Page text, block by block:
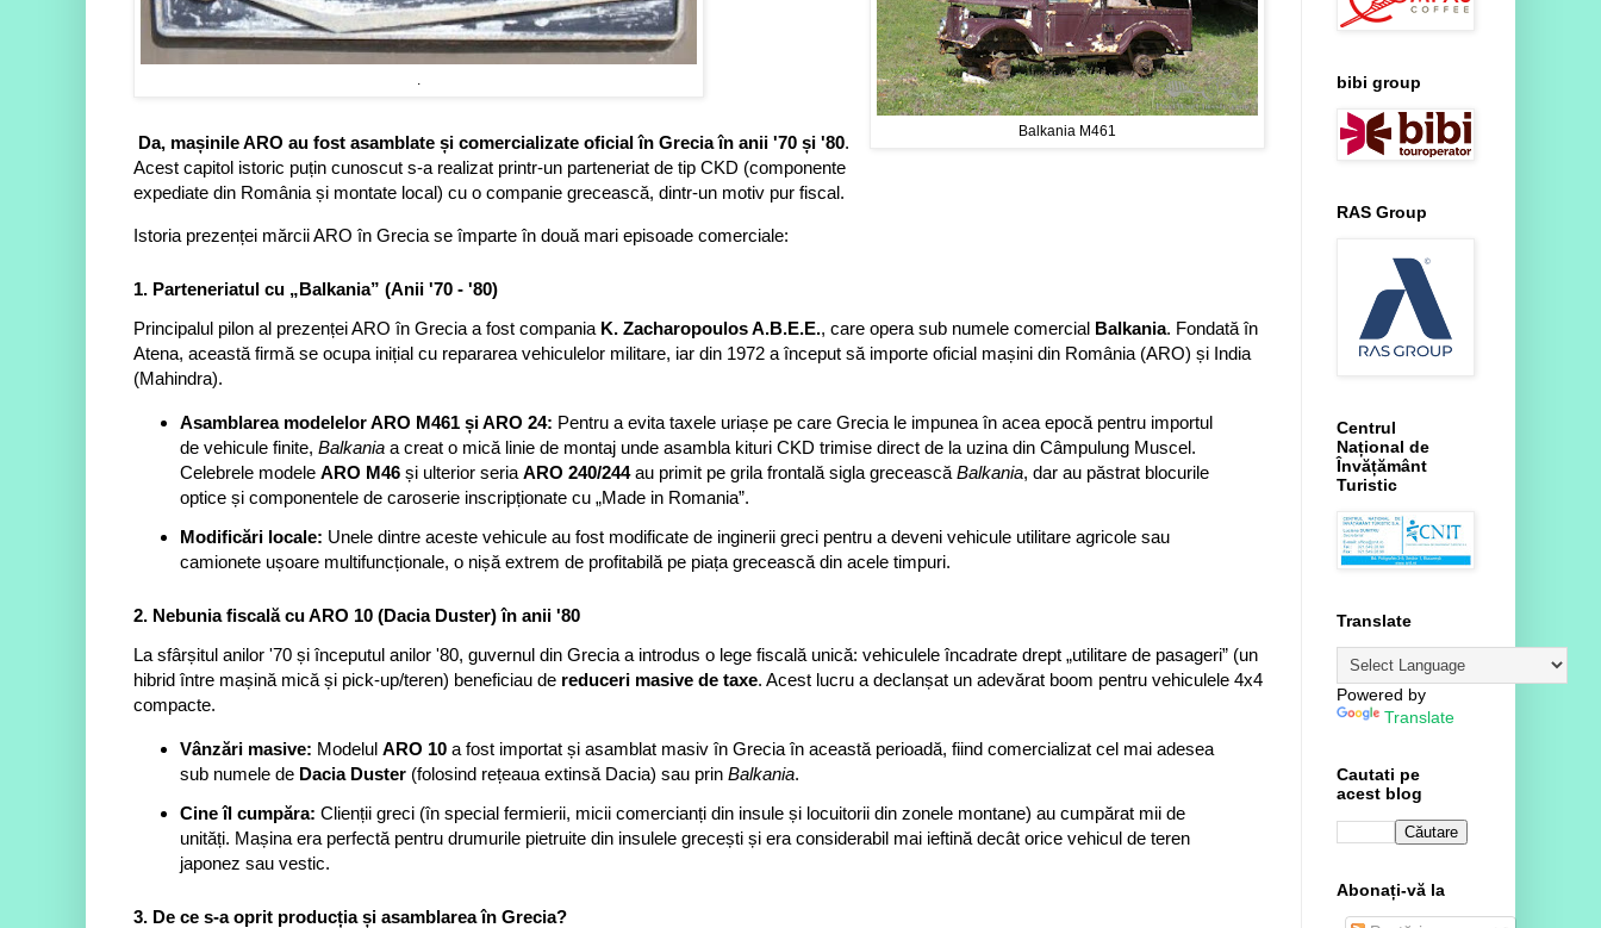
Balkania M461
Da, mașinile ARO au fost asamblate și comercializate oficial în Grecia în anii '70 și '80.
Acest capitol istoric puțin cunoscut s-a realizat printr-un parteneriat de tip CKD (componente
expediate din România și montate local) cu o companie grecească, dintr-un motiv pur fiscal.
Istoria prezenței mărcii ARO în Grecia se împarte în două mari episoade comerciale:
1. Parteneriatul cu „Balkania” (Anii '70 - '80)
Principalul pilon al prezenței ARO în Grecia a fost compania K. Zacharopoulos A.B.E.E., care opera sub numele comercial Balkania. Fondată în
Atena, această firmă se ocupa inițial cu repararea vehiculelor militare, iar din 1972 a început să importe oficial mașini din România (ARO) și India
(Mahindra).
Asamblarea modelelor ARO M461 și ARO 24: Pentru a evita taxele uriașe pe care Grecia le impunea în acea epocă pentru importul
de vehicule finite, Balkaniaa creat o mică linie de montaj unde asambla kituri CKD trimise direct de la uzina din Câmpulung Muscel.
Celebrele modele ARO M46și ulterior seria ARO 240/244au primit pe grila frontală sigla grecească Balkania, dar au păstrat blocurile
optice și componentele de caroserie inscripționate cu „Made in Romania”.
Modificări locale: Unele dintre aceste vehicule au fost modificate de inginerii greci pentru a deveni vehicule utilitare agricole sau
camionete ușoare multifuncționale, o nișă extrem de profitabilă pe piața grecească din acele timpuri.
2. Nebunia fiscală cu ARO 10 (Dacia Duster) în anii '80
La sfârșitul anilor '70 și începutul anilor '80, guvernul din Grecia a introdus o lege fiscală unică: vehiculele încadrate drept „utilitare de pasageri” (un
hibrid între mașină mică și pick-up/teren) beneficiau de reduceri masive de taxe. Acest lucru a declanșat un adevărat boom pentru vehiculele 4x4
compacte.
Vânzări masive: Modelul ARO 10a fost importat și asamblat masiv în Grecia în această perioadă, fiind comercializat cel mai adesea
sub numele de Dacia Duster(folosind rețeaua extinsă Dacia) sau prin Balkania.
Cine îl cumpăra: Clienții greci (în special fermierii, micii comercianți din insule și locuitorii din zonele montane) au cumpărat mii de
unități. Mașina era perfectă pentru drumurile pietruite din insulele grecești și era considerabil mai ieftină decât orice vehicul de teren
japonez sau vestic.
3. De ce s-a oprit producția și asamblarea în Grecia?
bibi group
RAS Group
Centrul
Național de
Învățământ
Turistic
Translate
Powered by
Translate
Cautati pe
acest blog
Abonați-vă la